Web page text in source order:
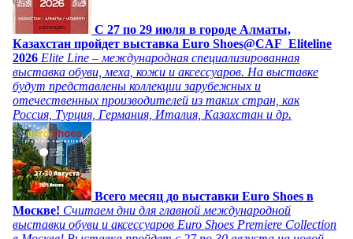
C 27 по 29 июля в городе Алматы,
Казахстан пройдет выставка Euro Shoes@CAF_Eliteline
2026 Elite Line – международная специализированная
выставка обуви, меха, кожи и аксессуаров. На выставке
будут представлены коллекции зарубежных и
отечественных производителей из таких стран, как
Россия, Турция, Германия, Италия, Казахстан и др.
Всего месяц до выставки Euro Shoes в
Москве! Считаем дни для главной международной
выставки обуви и аксессуаров Euro Shoes Premiere Collection